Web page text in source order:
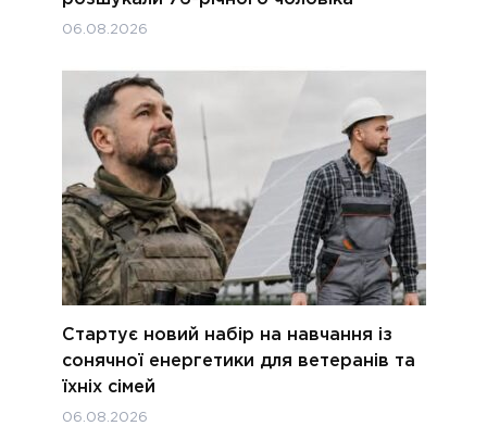
06.08.2026
Стартує новий набір на навчання із
сонячної енергетики для ветеранів та
їхніх сімей
06.08.2026